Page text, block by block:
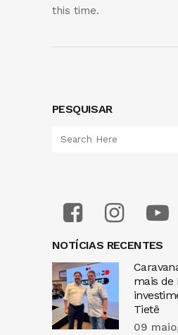
this time.
PESQUISAR
NOTÍCIAS RECENTES
mais de
Tietê
09